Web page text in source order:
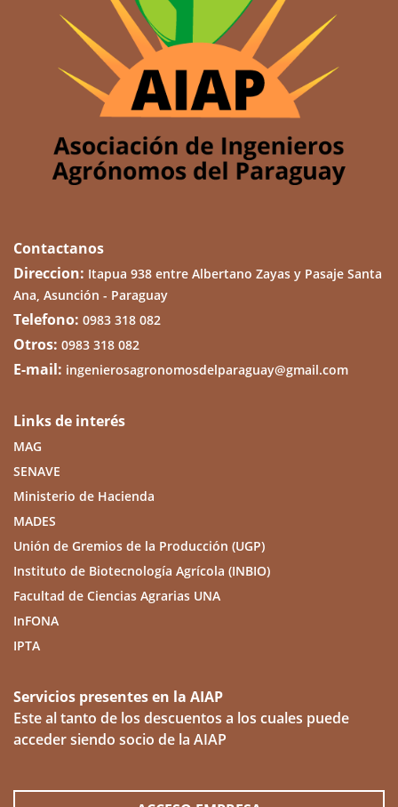
Contactanos
Direccion: Itapua 938 entre Albertano Zayas y Pasaje Santa
Ana, Asunción - Paraguay
Telefono: 0983 318 082
Otros: 0983 318 082
E-mail: ingenierosagronomosdelparaguay@gmail.com
Links de interés
MAG
SENAVE
Ministerio de Hacienda
MADES
Unión de Gremios de la Producción (UGP)
Instituto de Biotecnología Agrícola (INBIO)
Facultad de Ciencias Agrarias UNA
InFONA
IPTA
Servicios presentes en la AIAP
Este al tanto de los descuentos a los cuales puede
acceder siendo socio de la AIAP